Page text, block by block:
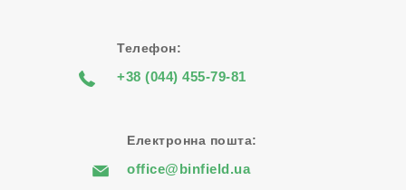
Телефон:
+38 (044) 455-79-81
Електронна пошта:
office@binfield.ua